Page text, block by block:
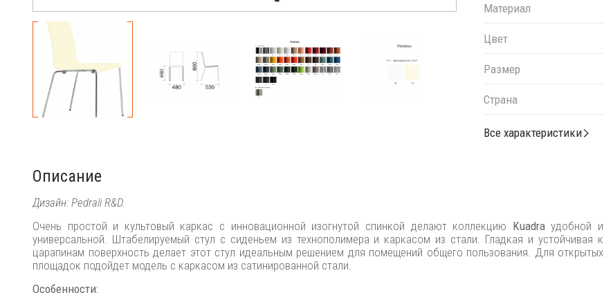
Материал
Цвет
Размер
Страна
Все характеристики
Описание
Дизайн: Pedrali R&D.
Очень простой и культовый каркас с инновационной изогнутой спинкой делают коллекцию Kuadraудобной и
универсальной. Штабелируемый стул с сиденьем из технополимера и каркасом из стали. Гладкая и устойчивая к
царапинам поверхность делает этот стул идеальным решением для помещений общего пользования. Для открытых
площадок подойдет модель с каркасом из сатинированной стали.
Особенности: